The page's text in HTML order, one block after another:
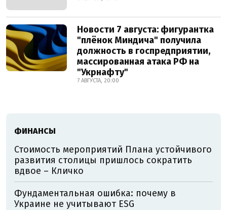
Новости 7 августа: фигурантка
"плёнок Миндича" получила
должность в госпредприятии,
массированная атака РФ на
"Укрнафту"
7 АВГУСТА, 20:00
ФИНАНСЫ
Стоимость мероприятий Плана устойчивого
развития столицы пришлось сократить
вдвое – Кличко
Фундаментальная ошибка: почему в
Украине не учитывают ESG